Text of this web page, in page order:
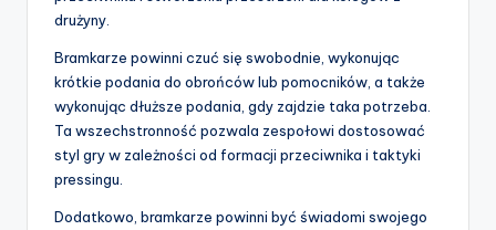
drużyny.
Bramkarze powinni czuć się swobodnie, wykonując
krótkie podania do obrońców lub pomocników, a także
wykonując dłuższe podania, gdy zajdzie taka potrzeba.
Ta wszechstronność pozwala zespołowi dostosować
styl gry w zależności od formacji przeciwnika i taktyki
pressingu.
Dodatkowo, bramkarze powinni być świadomi swojego